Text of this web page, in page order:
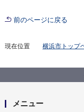
前のページに戻る
現在位置 横浜市トップ
大塚歳勝土遺
メニュー